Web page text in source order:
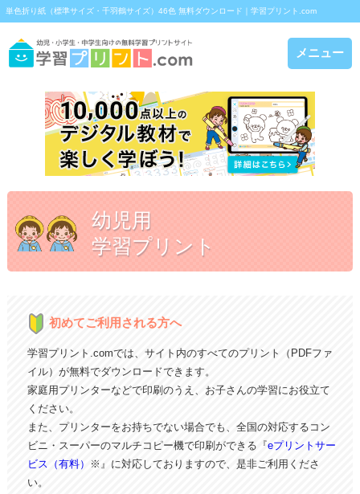
単色折り紙（標準サイズ・千羽鶴サイズ）46色 無料ダウンロード｜学習プリント.com
メニュー
幼児用
学習プリント
初めてご利用される方へ
学習プリント.comでは、サイト内のすべてのプリント（PDFファ
イル）が無料でダウンロードできます。
家庭用プリンターなどで印刷のうえ、お子さんの学習にお役立て
ください。
また、プリンターをお持ちでない場合でも、全国の対応するコン
ビニ・スーパーのマルチコピー機で印刷ができる『eプリントサー
ビス（有料）
※』に対応しておりますので、是非ご利用くださ
い。